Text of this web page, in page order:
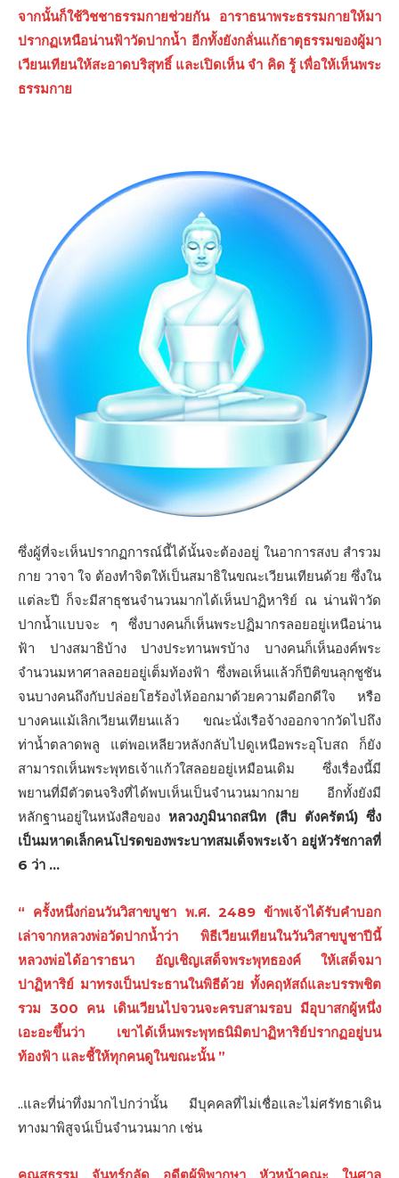
จากนั้นก็ใช้วิชชาธรรมกายช่วยกัน อาราธนาพระธรรมกายให้มา
ปรากฏเหนือน่านฟ้าวัดปากนํ้า อีกทั้งยังกลั่นแก้ธาตุธรรมของผู้มา
เวียนเทียนให้สะอาดบริสุทธิ์ และเปิดเห็น จำ คิด รู้ เพื่อให้เห็นพระ
ธรรมกาย
ซึ่งผู้ที่จะเห็นปรากฏการณ์นี้ได้นั้นจะต้องอยู่ ในอาการสงบ สำรวม
กาย วาจา ใจ ต้องทำจิตให้เป็นสมาธิในขณะเวียนเทียนด้วย ซึ่งใน
แต่ละปี ก็จะมีสาธุชนจำนวนมากได้เห็นปาฏิหาริย์ ณ น่านฟ้าวัด
ปากนํ้าแบบจะ ๆ ซึ่งบางคนก็เห็นพระปฏิมากรลอยอยู่เหนือน่าน
ฟ้า ปางสมาธิบ้าง ปางประทานพรบ้าง บางคนก็เห็นองค์พระ
จำนวนมหาศาลลอยอยู่เต็มท้องฟ้า ซึ่งพอเห็นแล้วก็ปีติขนลุกชูชัน
จนบางคนถึงกับปล่อยโฮร้องไห้ออกมาด้วยความดีอกดีใจ หรือ
บางคนแม้เลิกเวียนเทียนแล้ว ขณะนั่งเรือจ้างออกจากวัดไปถึง
ท่านํ้าตลาดพลู แต่พอเหลียวหลังกลับไปดูเหนือพระอุโบสถ ก็ยัง
สามารถเห็นพระพุทธเจ้าแก้วใสลอยอยู่เหมือนเดิม ซึ่งเรื่องนี้มี
พยานที่มีตัวตนจริงที่ได้พบเห็นเป็นจำนวนมากมาย อีกทั้งยังมี
หลักฐานอยู่ในหนังสือของหลวงภูมินาถสนิท (สืบ ตังครัตน์) ซึ่ง
เป็นมหาดเล็กคนโปรดของพระบาทสมเด็จพระเจ้า อยู่หัวรัชกาลที่
6 ว่า …
“ ครั้งหนึ่งก่อนวันวิสาขบูชา พ.ศ. 2489 ข้าพเจ้าได้รับคำบอก
เล่าจากหลวงพ่อวัดปากนํ้าว่า พิธีเวียนเทียนในวันวิสาขบูชาปีนี้
หลวงพ่อได้อาราธนา อัญเชิญเสด็จพระพุทธองค์ ให้เสด็จมา
ปาฏิหาริย์ มาทรงเป็นประธานในพิธีด้วย ทั้งคฤหัสถ์และบรรพชิต
รวม 300 คน เดินเวียนไปจวนจะครบสามรอบ มีอุบาสกผู้หนึ่ง
เอะอะขึ้นว่า เขาได้เห็นพระพุทธนิมิตปาฏิหาริย์ปรากฏอยู่บน
ท้องฟ้า และชี้ให้ทุกคนดูในขณะนั้น ”
..และที่น่าทึ่งมากไปกว่านั้น มีบุคคลที่ไม่เชื่อและไม่ศรัทธาเดิน
ทางมาพิสูจน์เป็นจำนวนมาก เช่น